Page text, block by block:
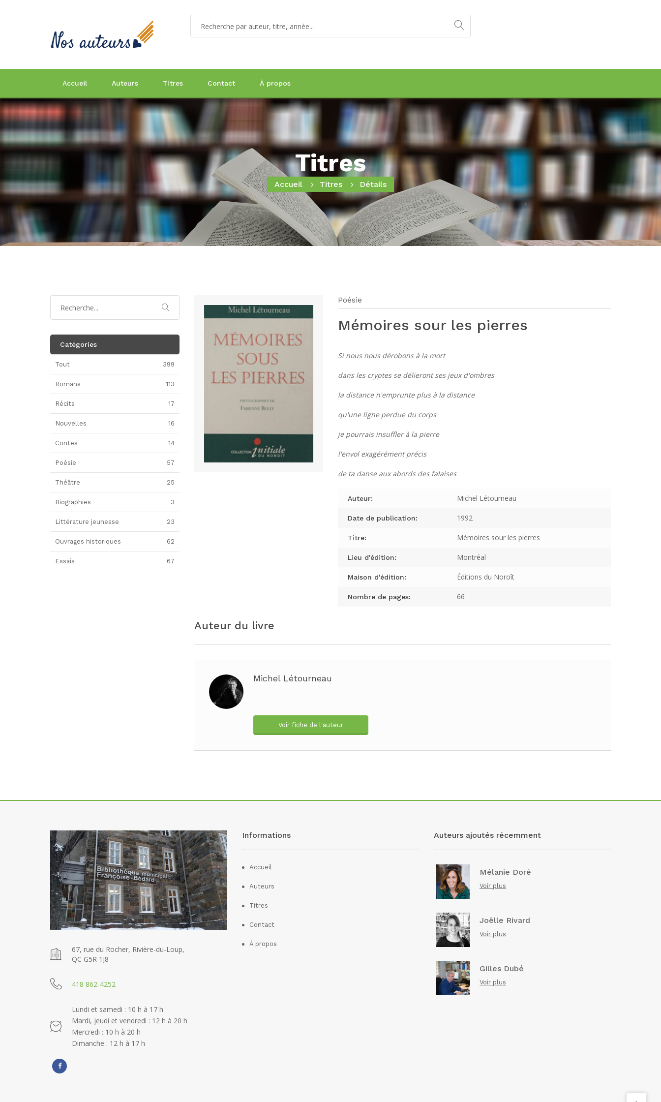
Accueil Auteurs Titres Contact À propos
Titres
Accueil Titres Détails
Poésie
Mémoires sour les pierres
Si nous nous dérobons à la mort
dans les cryptes se délieront ses jeux d'ombres
la distance n'emprunte plus à la distance
qu'une ligne perdue du corps
je pourrais insuffler à la pierre
l'envol exagérément précis
de ta danse aux abords des falaises
Auteur: Michel Létourneau
Date de publication: 1992
Titre: Mémoires sour les pierres
Lieu d'édition: Montréal
Maison d'édition: Éditions du Noroît
Nombre de pages: 66
Auteur du livre
Michel Létourneau
Voir fiche de l'auteur
Catégories
Tout 399
Romans 113
Récits 17
Nouvelles 16
Contes 14
Poésie 57
Théâtre 25
Biographies 3
Littérature jeunesse 23
Ouvrages historiques 62
Essais 67
67, rue du Rocher, Rivière-du-Loup,
QC G5R 1J8
418 862-4252
Lundi et samedi : 10 h à 17 h
Mardi, jeudi et vendredi : 12 h à 20 h
Mercredi : 10 h à 20 h
Dimanche : 12 h à 17 h
Informations
Accueil
Auteurs
Titres
Contact
À propos
Auteurs ajoutés récemment
Mélanie Doré
Voir plus
Joëlle Rivard
Voir plus
Gilles Dubé
Voir plus